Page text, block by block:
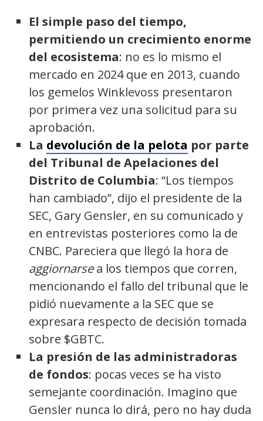
El simple paso del tiempo,
permitiendo un crecimiento enorme
del ecosistema: no es lo mismo el
mercado en 2024 que en 2013, cuando
los gemelos Winklevoss presentaron
por primera vez una solicitud para su
aprobación.
La devolución de la pelota por parte
del Tribunal de Apelaciones del
Distrito de Columbia: “Los tiempos
han cambiado”, dijo el presidente de la
SEC, Gary Gensler, en su comunicado y
en entrevistas posteriores como la de
CNBC. Pareciera que llegó la hora de
aggiornarsea los tiempos que corren,
mencionando el fallo del tribunal que le
pidió nuevamente a la SEC que se
expresara respecto de decisión tomada
sobre $GBTC.
La presión de las administradoras
de fondos: pocas veces se ha visto
semejante coordinación. Imagino que
Gensler nunca lo dirá, pero no hay duda